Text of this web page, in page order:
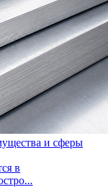
и сферы
в